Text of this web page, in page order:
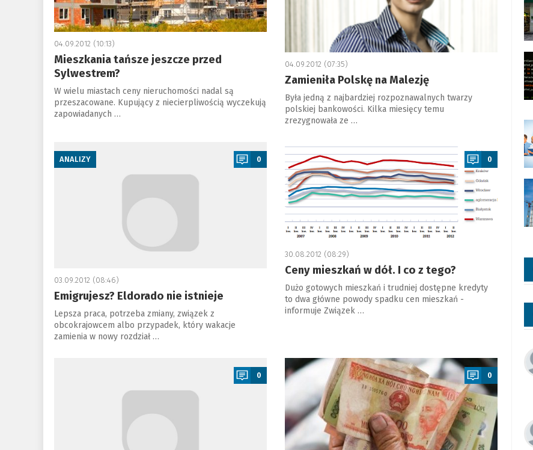
04.09.2012 (10:13)
Mieszkania tańsze jeszcze przed
Sylwestrem?
W wielu miastach ceny nieruchomości nadal są
przeszacowane. Kupujący z niecierpliwością wyczekują
zapowiadanych …
04.09.2012 (07:35)
Zamieniła Polskę na Malezję
Była jedną z najbardziej rozpoznawalnych twarzy
polskiej bankowości. Kilka miesięcy temu
zrezygnowała ze …
ANALIZY 0
03.09.2012 (08:46)
Emigrujesz? Eldorado nie istnieje
Lepsza praca, potrzeba zmiany, związek z
obcokrajowcem albo przypadek, który wakacje
zamienia w nowy rozdział …
0
30.08.2012 (08:29)
Ceny mieszkań w dół. I co z tego?
Dużo gotowych mieszkań i trudniej dostępne kredyty
to dwa główne powody spadku cen mieszkań -
informuje Związek …
0
a
0